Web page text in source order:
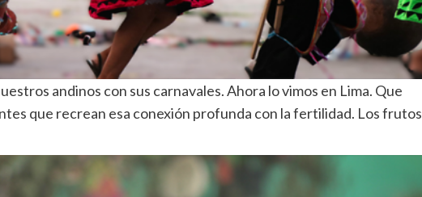
andinos con sus carnavales. Ahora lo vimos en Lima. Que
que recrean esa conexión profunda con la fertilidad. Los frutos